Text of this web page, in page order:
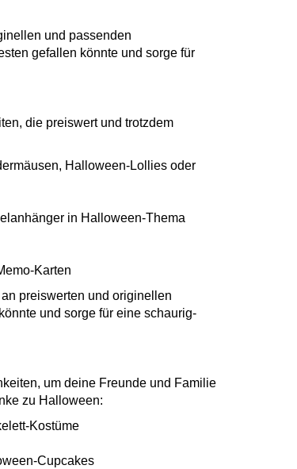
und passenden
gefallen könnte und sorge für
die preiswert und trotzdem
Halloween-Lollies oder
in Halloween-Thema
Karten
preiswerten und originellen
und sorge für eine schaurig-
um deine Freunde und Familie
zu Halloween:
Kostüme
Cupcakes